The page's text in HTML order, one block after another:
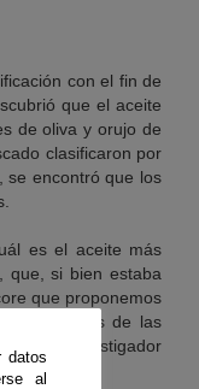
con el fin de
que el aceite
de oliva y orujo de
clasificaron por
se encontró que los
es el aceite más
que, si bien estaba
que proponemos
son los de las
el investigador
datos
al